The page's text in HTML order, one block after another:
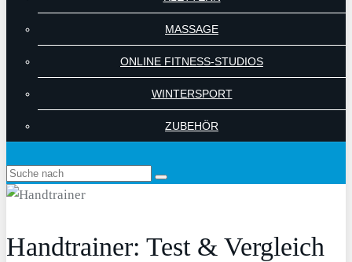
MASSAGE
ONLINE FITNESS-STUDIOS
WINTERSPORT
ZUBEHÖR
Handtrainer: Test & Vergleich